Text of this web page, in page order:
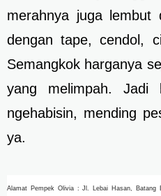
merahnya juga lembut
dengan tape, cendol,
Semangkok harganya
yang melimpah. Jadi
ngehabisin, mending
ya.
Alamat Pempek Olivia : Jl. Lebai Hasan, Batang